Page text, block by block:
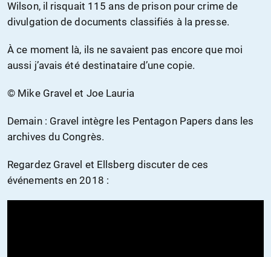
Wilson, il risquait 115 ans de prison pour crime de
divulgation de documents classifiés à la presse.
À ce moment là, ils ne savaient pas encore que moi
aussi j’avais été destinataire d’une copie.
© Mike Gravel et Joe Lauria
Demain : Gravel intègre les Pentagon Papers dans les
archives du Congrès.
Regardez Gravel et Ellsberg discuter de ces
événements en 2018 :